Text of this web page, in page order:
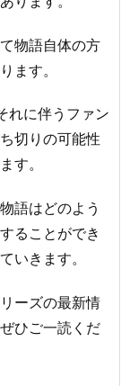
物語自体の方
ます。
れに伴うファン
切りの可能性
す。
語はどのよう
ることができ
いきます。
ーズの最新情
ひご一読くだ